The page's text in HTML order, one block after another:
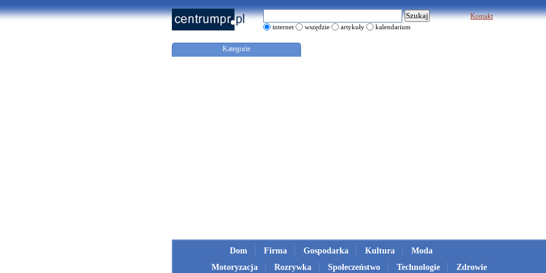
internet wszędzie artykuły kalendarium
Kontakt
Kategorie
Dom Firma Gospodarka Kultura
Moda
Motoryzacja
Rozrywka Społeczeństwo Technologie Zdrowie